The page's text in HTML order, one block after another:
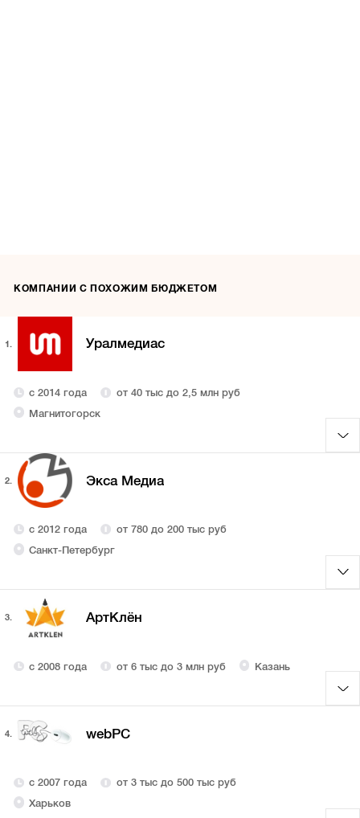
КОМПАНИИ С ПОХОЖИМ БЮДЖЕТОМ
1. Уралмедиас
с 2014 года
от 40 тыс до 2,5 млн руб
Магнитогорск
2. Экса Медиа
с 2012 года
от 780 до 200 тыс руб
Санкт-Петербург
3. АртКлён
с 2008 года от 6 тыс до 3 млн руб Казань
4. webPC
с 2007 года
от 3 тыс до 500 тыс руб
Харьков